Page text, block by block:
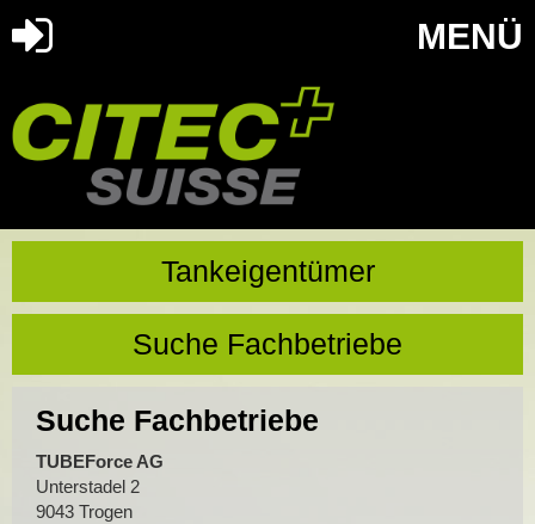
MENÜ
Tankeigentümer
Suche Fachbetriebe
Suche Fachbetriebe
TUBEForce AG
Unterstadel 2
9043 Trogen